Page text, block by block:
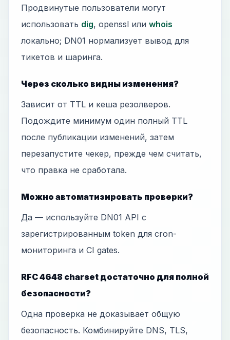
Продвинутые пользователи могут
использовать dig, openssl или whois
локально; DN01 нормализует вывод для
тикетов и шаринга.
Через сколько видны изменения?
Зависит от TTL и кеша резолверов.
Подождите минимум один полный TTL
после публикации изменений, затем
перезапустите чекер, прежде чем считать,
что правка не сработала.
Можно автоматизировать проверки?
Да — используйте DN01 API с
зарегистрированным token для cron-
мониторинга и CI gates.
RFC 4648 charset достаточно для полной
безопасности?
Одна проверка не доказывает общую
безопасность. Комбинируйте DNS, TLS,